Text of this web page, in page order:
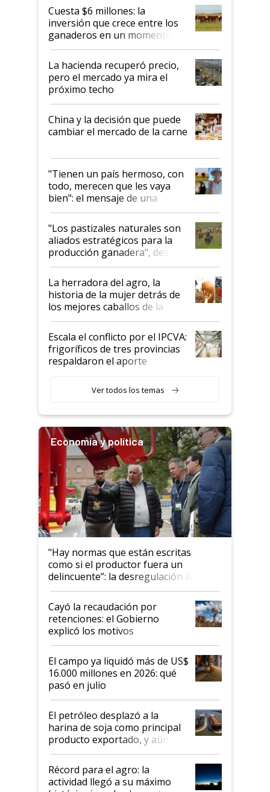
Cuesta $6 millones: la
inversión que crece entre los
ganaderos en un momento
histórico para la actividad
La hacienda recuperó precio,
pero el mercado ya mira el
próximo techo
China y la decisión que puede
cambiar el mercado de la carne
"Tienen un país hermoso, con
todo, merecen que les vaya
bien": el mensaje de una
ganadera uruguaya sobre las
oportunidades que se abren
para el agro en Argentina, con
foco en la carne
"Los pastizales naturales son
aliados estratégicos para la
producción ganadera", destaca
la iniciativa que ya reúne a 46
establecimientos en Argentina
La herradora del agro, la
historia de la mujer detrás de
los mejores caballos de la
Argentina y los mitos que
todavía hacen sufrir a estos
animales: "Mientras me
descalificaban, yo seguí
haciendo currículum"
Escala el conflicto por el IPCVA:
frigoríficos de tres provincias
respaldaron el aporte
Ver todos los temas
Economía y política
"Hay normas que están escritas
como si el productor fuera un
delincuente”: la desregulación llegó
al Congreso Aapresid y hasta se
habló del financiamiento al IPCVA
Cayó la recaudación por
retenciones: el Gobierno
explicó los motivos
El campo ya liquidó más de US$
16.000 millones en 2026: qué
pasó en julio
El petróleo desplazó a la
harina de soja como principal
producto exportado, y aún así
el agro aportó casi seis de cada
diez dólares y sostuvo el
liderazgo en un semestre
récord
Récord para el agro: la
actividad llegó a su máximo